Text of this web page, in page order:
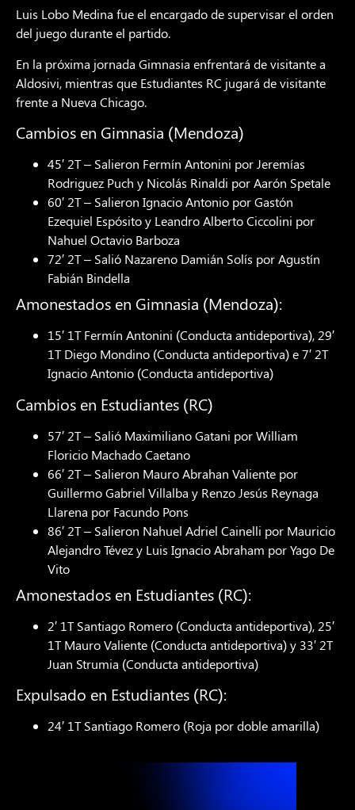
Luis Lobo Medina fue el encargado de supervisar el orden
del juego durante el partido.
En la próxima jornada Gimnasia enfrentará de visitante a
Aldosivi, mientras que Estudiantes RC jugará de visitante
frente a Nueva Chicago.
Cambios en Gimnasia (Mendoza)
45′ 2T – Salieron Fermín Antonini por Jeremías
Rodriguez Puch y Nicolás Rinaldi por Aarón Spetale
60′ 2T – Salieron Ignacio Antonio por Gastón
Ezequiel Espósito y Leandro Alberto Ciccolini por
Nahuel Octavio Barboza
72′ 2T – Salió Nazareno Damián Solís por Agustín
Fabián Bindella
Amonestados en Gimnasia (Mendoza):
15′ 1T Fermín Antonini (Conducta antideportiva), 29′
1T Diego Mondino (Conducta antideportiva) e 7′ 2T
Ignacio Antonio (Conducta antideportiva)
Cambios en Estudiantes (RC)
57′ 2T – Salió Maximiliano Gatani por William
Floricio Machado Caetano
66′ 2T – Salieron Mauro Abrahan Valiente por
Guillermo Gabriel Villalba y Renzo Jesús Reynaga
Llarena por Facundo Pons
86′ 2T – Salieron Nahuel Adriel Cainelli por Mauricio
Alejandro Tévez y Luis Ignacio Abraham por Yago De
Vito
Amonestados en Estudiantes (RC):
2′ 1T Santiago Romero (Conducta antideportiva), 25′
1T Mauro Valiente (Conducta antideportiva) y 33′ 2T
Juan Strumia (Conducta antideportiva)
Expulsado en Estudiantes (RC):
24′ 1T Santiago Romero (Roja por doble amarilla)